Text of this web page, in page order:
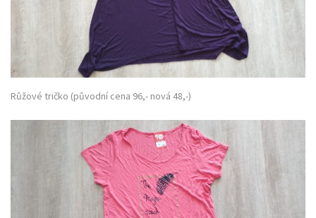
Růžové tričko (původní cena 96,- nová 48,-)